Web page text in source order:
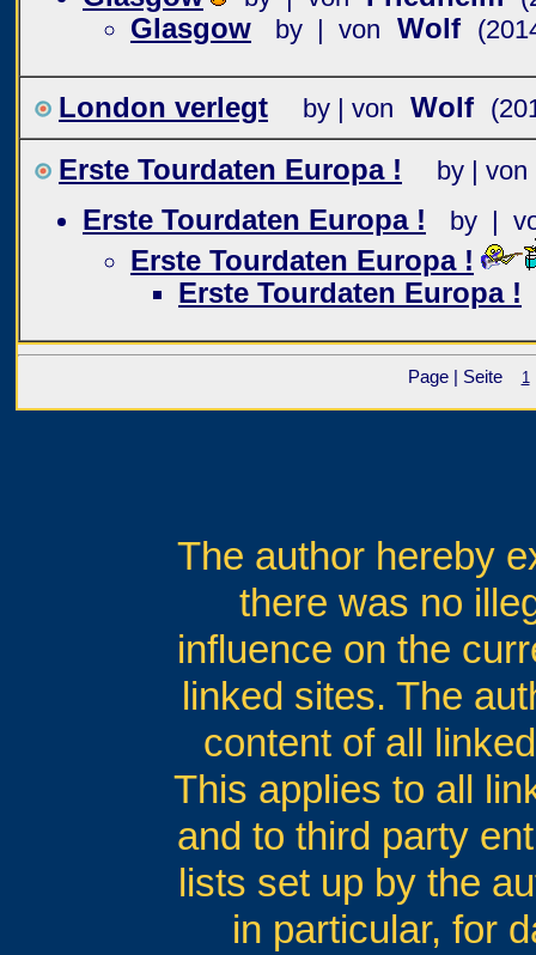
Glasgow by | von Wolf
London verlegt by | von Wolf
Erste Tourdaten Europa ! by | von
Erste Tourdaten Europa ! by |
Erste Tourdaten Europa !
Erste Tourdaten Europa !
Page | Seite 1
The author hereby
there was no
influence on the
linked sites. The
content of all
This applies to all
and to third party
lists set up by the
in particular, for